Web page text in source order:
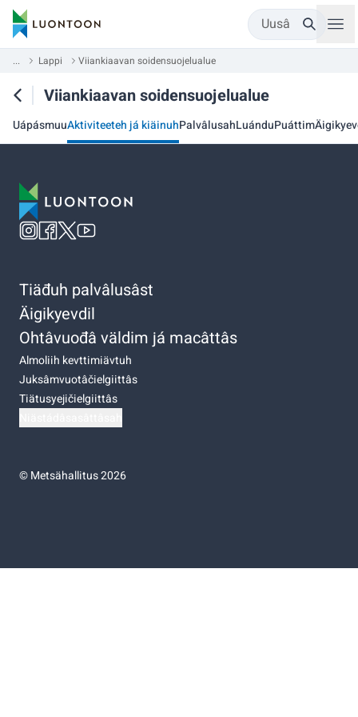
Uusâ
... Lappi Viiankiaavan soidensuojelualue
Viiankiaavan soidensuojelualue
UápásmuuAktiviteeteh já kiäinuhPalvâlusahLuánduPuáttim
Tiäđuh palvâlusâst
Äigikyevdil
Ohtâvuođâ väldim já macâttâs
Almoliih kevttimiävtuh
Juksâmvuotâčielgiittâs
Tiätusyejičielgiittâs
©Metsähallitus 2026